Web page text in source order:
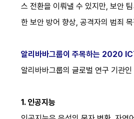
스 전환을 이뤄낼 수 있지만, 보안
한 보안 방어 향상, 공격자의 범죄
알리바바그룹이 주목하는 2020
알리바바그룹의 글로벌 연구 기관
1. 인공지능